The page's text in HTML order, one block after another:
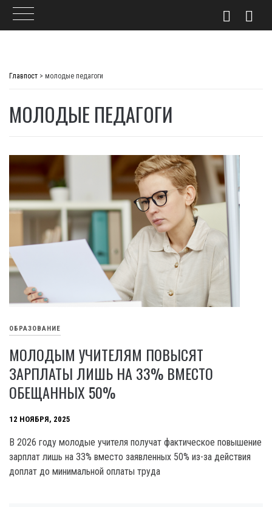
Главпост > молодые педагоги
МОЛОДЫЕ ПЕДАГОГИ
ОБРАЗОВАНИЕ
МОЛОДЫМ УЧИТЕЛЯМ ПОВЫСЯТ
ЗАРПЛАТЫ ЛИШЬ НА 33% ВМЕСТО
ОБЕЩАННЫХ 50%
12 НОЯБРЯ, 2025
В 2026 году молодые учителя получат фактическое повышение
зарплат лишь на 33% вместо заявленных 50% из-за действия
доплат до минимальной оплаты труда